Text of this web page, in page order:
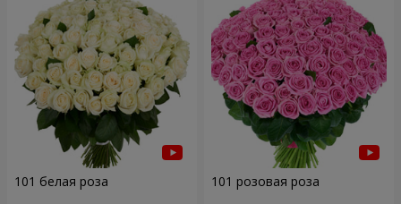
101 белая роза 101 розовая роза